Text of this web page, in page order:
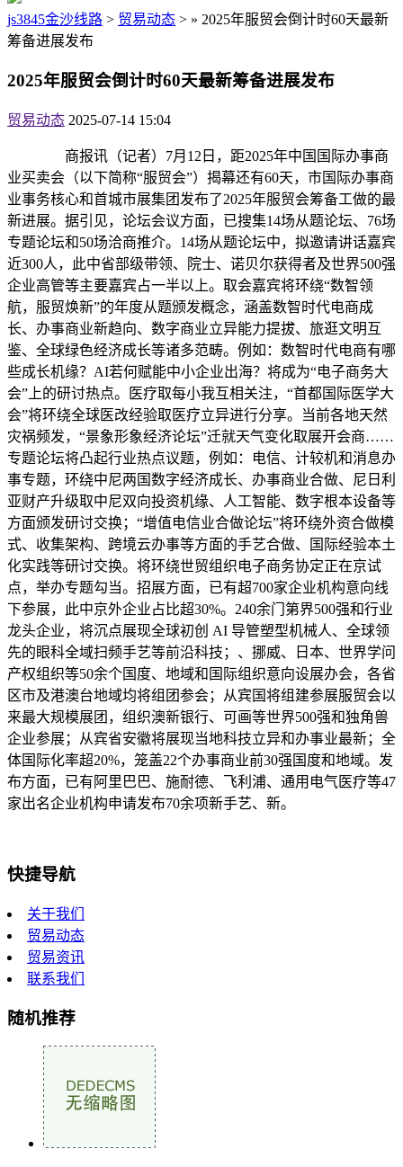
js3845金沙线路 > 贸易动态 > » 2025年服贸会倒计时60天最新
筹备进展发布
2025年服贸会倒计时60天最新筹备进展发布
贸易动态 2025-07-14 15:04
商报讯（记者）7月12日，距2025年中国国际办事商
业买卖会（以下简称“服贸会”）揭幕还有60天，市国际办事商
业事务核心和首城市展集团发布了2025年服贸会筹备工做的最
新进展。据引见，论坛会议方面，已搜集14场从题论坛、76场
专题论坛和50场洽商推介。14场从题论坛中，拟邀请讲话嘉宾
近300人，此中省部级带领、院士、诺贝尔获得者及世界500强
企业高管等主要嘉宾占一半以上。取会嘉宾将环绕“数智领
航，服贸焕新”的年度从题颁发概念，涵盖数智时代电商成
长、办事商业新趋向、数字商业立异能力提拔、旅逛文明互
鉴、全球绿色经济成长等诸多范畴。例如：数智时代电商有哪
些成长机缘？AI若何赋能中小企业出海？将成为“电子商务大
会”上的研讨热点。医疗取每小我互相关注，“首都国际医学大
会”将环绕全球医改经验取医疗立异进行分享。当前各地天然
灾祸频发，“景象形象经济论坛”迁就天气变化取展开会商……
专题论坛将凸起行业热点议题，例如：电信、计较机和消息办
事专题，环绕中尼两国数字经济成长、办事商业合做、尼日利
亚财产升级取中尼双向投资机缘、人工智能、数字根本设备等
方面颁发研讨交换；“增值电信业合做论坛”将环绕外资合做模
式、收集架构、跨境云办事等方面的手艺合做、国际经验本土
化实践等研讨交换。将环绕世贸组织电子商务协定正在京试
点，举办专题勾当。招展方面，已有超700家企业机构意向线
下参展，此中京外企业占比超30%。240余门第界500强和行业
龙头企业，将沉点展现全球初创 AI 导管塑型机械人、全球领
先的眼科全域扫频手艺等前沿科技；、挪威、日本、世界学问
产权组织等50余个国度、地域和国际组织意向设展办会，各省
区市及港澳台地域均将组团参会；从宾国将组建参展服贸会以
来最大规模展团，组织澳新银行、可画等世界500强和独角兽
企业参展；从宾省安徽将展现当地科技立异和办事业最新；全
体国际化率超20%，笼盖22个办事商业前30强国度和地域。发
布方面，已有阿里巴巴、施耐德、飞利浦、通用电气医疗等47
家出名企业机构申请发布70余项新手艺、新。
快捷导航
关于我们
贸易动态
贸易资讯
联系我们
随机推荐